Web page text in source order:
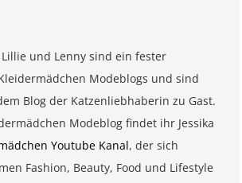
und Lenny sind ein fester
Modeblogs und sind
Blog der Katzenliebhaberin zu Gast.
Modeblog findet ihr Jessika
Youtube Kanal, der sich
Fashion, Beauty, Food und Lifestyle